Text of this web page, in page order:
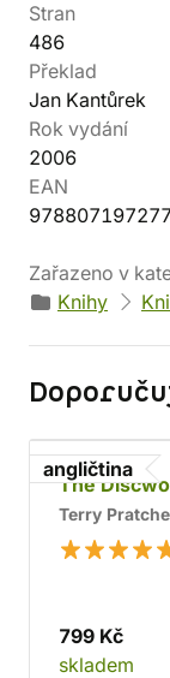
Stran
486
Překlad
Jan Kantůrek
Rok vydání
2006
EAN
Zařazeno v
Knihy
angličtina
The
Terry
799 Kč
skladem